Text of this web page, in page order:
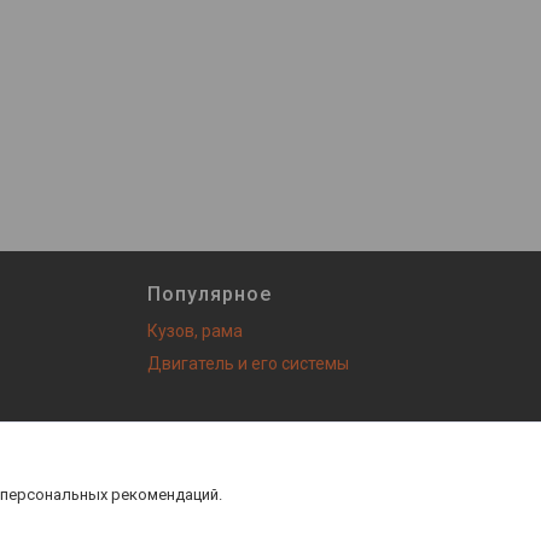
Популярное
Кузов, рама
Двигатель и его системы
рекомендаций.
|